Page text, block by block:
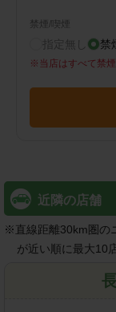
禁煙/喫煙
指定無し 禁
※ 当店はすべて禁
近隣の店舗
※直線距離30km圏の
が近い順に最大10